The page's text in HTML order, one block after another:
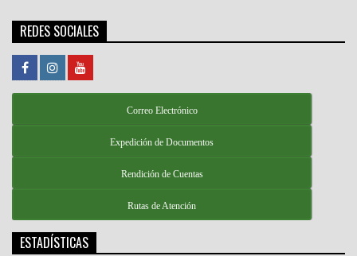
REDES SOCIALES
Correo Electrónico
Expedición de Documentos
Rendición de Cuentas
Rutas de Atención
ESTADÍSTICAS